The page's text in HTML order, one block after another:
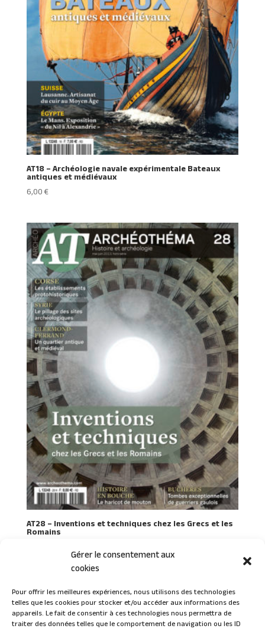
Gérer le consentement aux
cookies
Pour offrir les meilleures expériences, nous utilisons des technologies
telles que les cookies pour stocker et/ou accéder aux informations des
appareils. Le fait de consentir à ces technologies nous permettra de
traiter des données telles que le comportement de navigation ou les ID
AT18 – Archéologie navale expérimentale Bateaux
antiques et médiévaux
6,00€
AT28 – Inventions et techniques chez les Grecs et les
Romains
Connexion